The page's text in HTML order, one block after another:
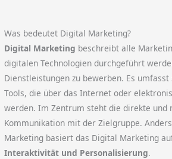
Was bedeutet Digital Marketing?
Digital Marketing beschreibt alle
digitalen Technologien durchgeführt
Dienstleistungen zu bewerben. Es
Tools, die über das Internet oder
werden. Im Zentrum steht die direkte und
Kommunikation mit der Zielgruppe.
Marketing basiert das Digital Marketing
Interaktivität und Personalisierung.